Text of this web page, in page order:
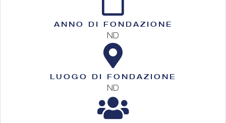
ANNO DI FONDAZIONE
ND
LUOGO DI FONDAZIONE
ND